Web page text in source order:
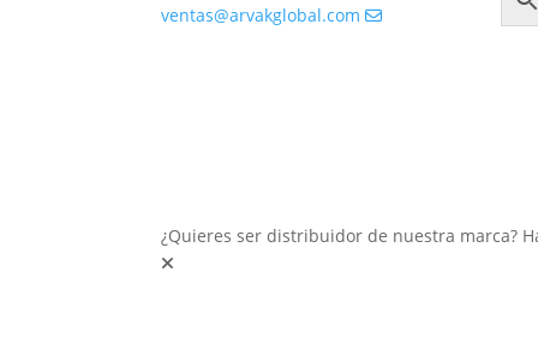
ventas@arvakglobal.com
¿Quieres ser distribuidor de nuestra marca?